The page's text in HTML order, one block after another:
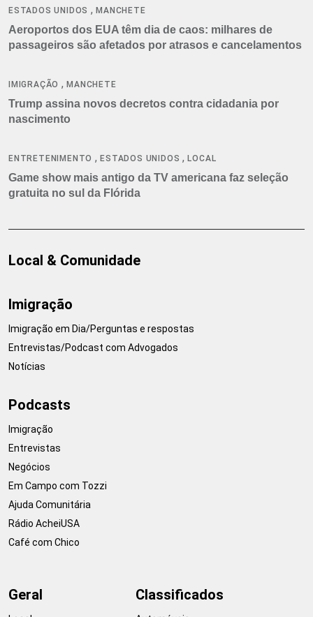
ESTADOS UNIDOS ,MANCHETE
Aeroportos dos EUA têm dia de caos: milhares de
passageiros são afetados por atrasos e cancelamentos
IMIGRAÇÃO ,MANCHETE
Trump assina novos decretos contra cidadania por
nascimento
ENTRETENIMENTO ,ESTADOS UNIDOS ,LOCAL
Game show mais antigo da TV americana faz seleção
gratuita no sul da Flórida
Local & Comunidade
Imigração
Imigração em Dia/Perguntas e respostas
Entrevistas/Podcast com Advogados
Notícias
Podcasts
Imigração
Entrevistas
Negócios
Em Campo com Tozzi
Ajuda Comunitária
Rádio AcheiUSA
Café com Chico
Geral Classificados